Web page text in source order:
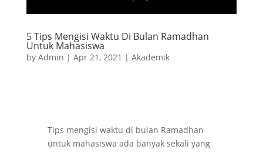
5 Tips Mengisi Waktu Di Bulan Ramadhan
Untuk Mahasiswa
by Admin | Apr 21, 2021 | Akademik
Tips mengisi waktu di bulan Ramadhan
untuk mahasiswa ada banyak sekali yang